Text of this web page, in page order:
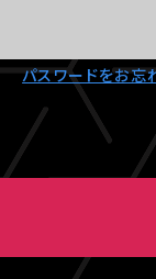
パスワードをお忘